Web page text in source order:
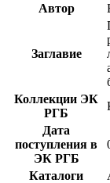
Автор
Заглавие
Коллекции ЭК
РГБ
Дата
поступления в
ЭК РГБ
Каталоги